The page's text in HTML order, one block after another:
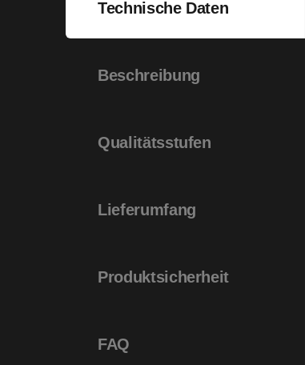
Technische Daten
Beschreibung
Qualitätsstufen
Lieferumfang
Produktsicherheit
FAQ